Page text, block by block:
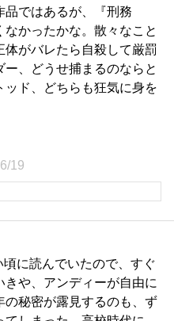
品ではあるが、『刑務
なかったかな。散々なこと
体がバレたら自殺して厳罰
、どうせ捕まるのならと
ッド、どちらも狂気に身を
19
に読んでいたので、すぐ
きや、アンディーが自由に
の秘密が露見するのも、ず